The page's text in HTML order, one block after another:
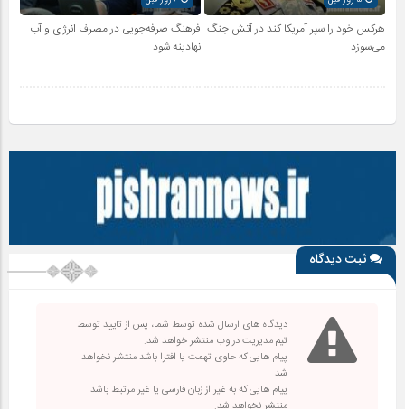
هرکس خود را سپر آمریکا کند در آتش جنگ
می‌سوزد
فرهنگ صرفه‌جویی در مصرف انرژی و آب
نهادینه شود
ثبت دیدگاه
دیدگاه های ارسال شده توسط شما، پس از تایید توسط
تیم مدیریت در وب منتشر خواهد شد.
پیام هایی که حاوی تهمت یا افترا باشد منتشر نخواهد
شد.
پیام هایی که به غیر از زبان فارسی یا غیر مرتبط باشد